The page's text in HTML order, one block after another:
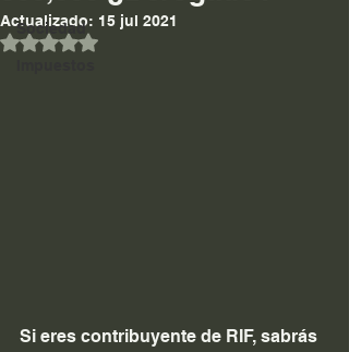
Sociedad
Actualizado: 15 jul 2021
Obtuvo NaN de 5 estrellas.
Si eres contribuyente de RIF, sabrás